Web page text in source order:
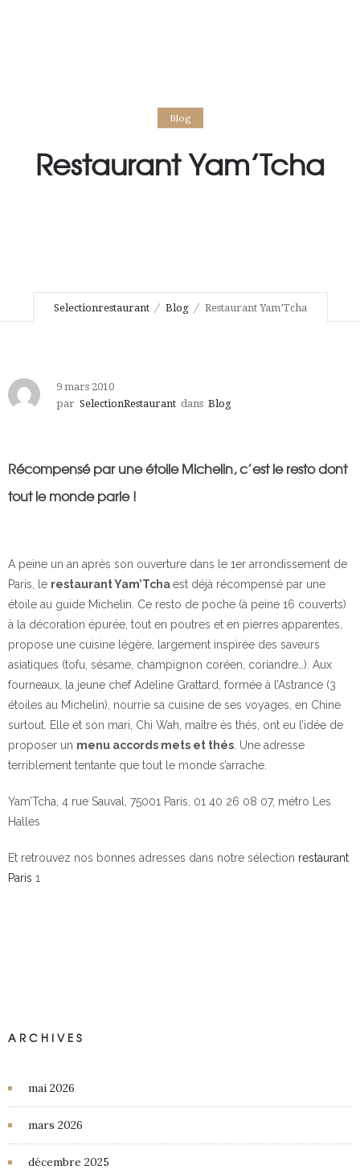
Blog
Restaurant Yam’Tcha
Selectionrestaurant Blog Restaurant Yam’Tcha
9 mars 2010
par SelectionRestaurant dans Blog
Récompensé par une étoile Michelin, c’est le resto dont
tout le monde parle !
A peine un an après son ouverture dans le 1er arrondissement de
Paris, le restaurant Yam’Tchaest déjà récompensé par une
étoile au guide Michelin. Ce resto de poche (à peine 16 couverts)
à la décoration épurée, tout en poutres et en pierres apparentes,
propose une cuisine légère, largement inspirée des saveurs
asiatiques (tofu, sésame, champignon coréen, coriandre…). Aux
fourneaux, la jeune chef Adeline Grattard, formée à l’Astrance (3
étoiles au Michelin), nourrie sa cuisine de ses voyages, en Chine
surtout. Elle et son mari, Chi Wah, maître ès thés, ont eu l’idée de
proposer un menu accords mets et thés . Une adresse
terriblement tentante que tout le monde s’arrache.
Yam’Tcha, 4 rue Sauval, 75001 Paris, 01 40 26 08 07, métro Les
Halles
Et retrouvez nos bonnes adresses dans notre sélection restaurant
Paris 1
ARCHIVES
mai 2026
mars 2026
décembre 2025